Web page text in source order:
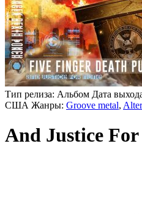
Тип релиза: Альбом Дата
США Жанры: Groove metal,
And Justice For